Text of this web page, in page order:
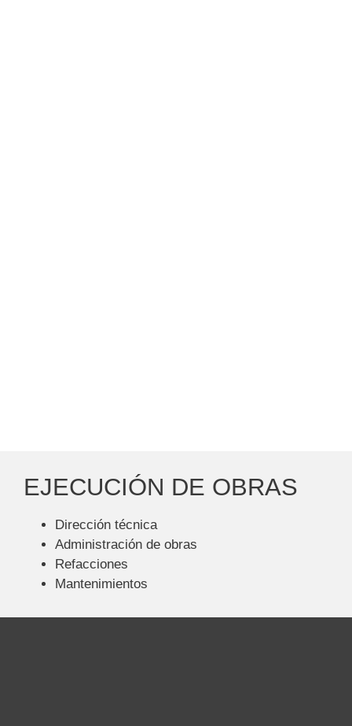
EJECUCIÓN DE OBRAS
Dirección técnica
Administración de obras
Refacciones
Mantenimientos